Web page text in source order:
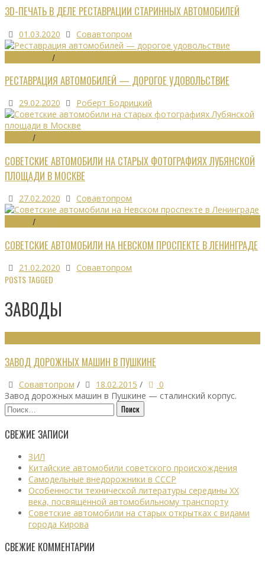
3D-ПЕЧАТЬ В ДЕЛЕ РЕСТАВРАЦИИ СТАРИННЫХ АВТОМОБИЛЕЙ
01.03.2020 Совавтопром
/
РЕСТАВРАЦИЯ АВТОМОБИЛЕЙ — ДОРОГОЕ УДОВОЛЬСТВИЕ
29.02.2020 Роберт Бодрицкий
/
СОВЕТСКИЕ АВТОМОБИЛИ НА СТАРЫХ ФОТОГРАФИЯХ ЛУБЯНСКОЙ
ПЛОЩАДИ В МОСКВЕ
27.02.2020 Совавтопром
/
СОВЕТСКИЕ АВТОМОБИЛИ НА НЕВСКОМ ПРОСПЕКТЕ В ЛЕНИНГРАДЕ
21.02.2020 Совавтопром
POSTS TAGGED
ЗАВОДЫ
ЗАВОД ДОРОЖНЫХ МАШИН В ПУШКИНЕ
Совавтопром / 18.02.2015 /
0
Завод дорожных машин в Пушкине — сталинский корпус.
Найти:
СВЕЖИЕ ЗАПИСИ
ЗИЛ
Китайские автомобили советского происхождения
Самодельные внедорожники в СССР
Особенности технической литературы середины XX
века, посвящённой автомобильному транспорту
Советские автомобили на старых открытках с видами
города Кирова
СВЕЖИЕ КОММЕНТАРИИ